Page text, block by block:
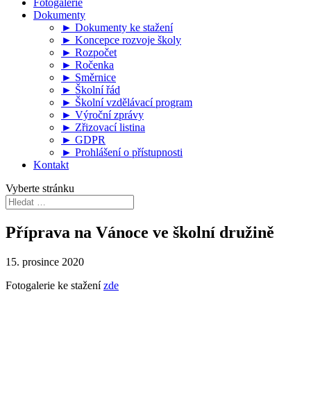
Fotogalerie
Dokumenty
► Dokumenty ke stažení
► Koncepce rozvoje školy
► Rozpočet
► Ročenka
► Směrnice
► Školní řád
► Školní vzdělávací program
► Výroční zprávy
► Zřizovací listina
► GDPR
► Prohlášení o přístupnosti
Kontakt
Vyberte stránku
Příprava na Vánoce ve školní družině
15. prosince 2020
Fotogalerie ke staženízde